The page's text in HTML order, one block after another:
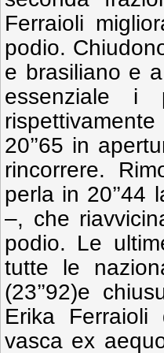
Ferraioli
podio.
e brasiliano e
essenziale i
20’’65 in
rincorrere.
perla in
–, che
podio. Le
tutte le
(23’’92)e
Erika Ferraioli
vasca ex